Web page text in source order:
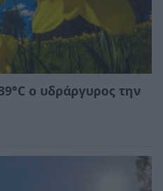
ο υδράργυρος την